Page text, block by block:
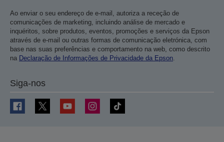
Ao enviar o seu endereço de e-mail, autoriza a receção de
comunicações de marketing, incluindo análise de mercado e
inquéritos, sobre produtos, eventos, promoções e serviços da Epson
através de e-mail ou outras formas de comunicação eletrónica, com
base nas suas preferências e comportamento na web, como descrito
na Declaração de Informações de Privacidade da Epson.
Siga-nos